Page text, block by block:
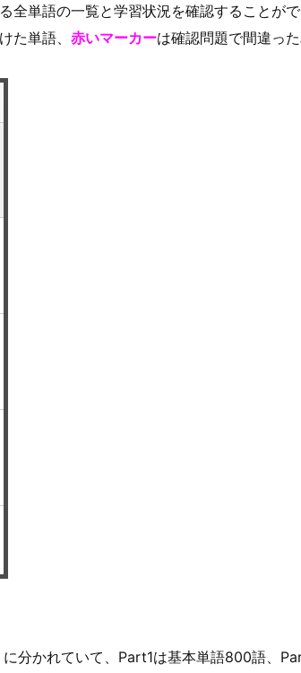
全単語の一覧と学習状況を確認することがで
た単語、 赤いマーカーは確認問題で間違っ
分かれていて、Part1は基本単語800語、